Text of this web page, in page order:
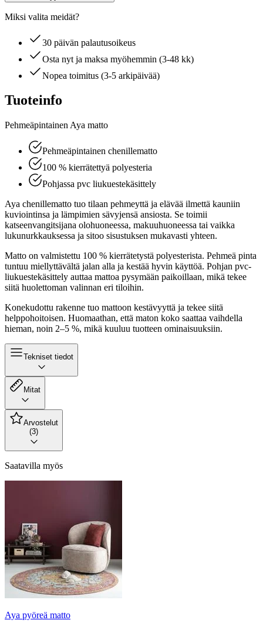
Miksi valita meidät?
30 päivän palautusoikeus
Osta nyt ja maksa myöhemmin (3-48 kk)
Nopea toimitus (3-5 arkipäivää)
Tuoteinfo
Pehmeäpintainen Aya matto
Pehmeäpintainen chenillematto
100 % kierrätettyä polyesteria
Pohjassa pvc liukuestekäsittely
Aya chenillematto tuo tilaan pehmeyttä ja elävää ilmettä kauniin
kuviointinsa ja lämpimien sävyjensä ansiosta. Se toimii
katseenvangitsijana olohuoneessa, makuuhuoneessa tai vaikka
lukunurkkauksessa ja sitoo sisustuksen mukavasti yhteen.
Matto on valmistettu 100 % kierrätetystä polyesterista. Pehmeä pinta
tuntuu miellyttävältä jalan alla ja kestää hyvin käyttöä. Pohjan pvc-
liukuestekäsittely auttaa mattoa pysymään paikoillaan, mikä tekee
siitä huolettoman valinnan eri tiloihin.
Konekudottu rakenne tuo mattoon kestävyyttä ja tekee siitä
helppohoitoisen. Huomaathan, että maton koko saattaa vaihdella
hieman, noin 2–5 %, mikä kuuluu tuotteen ominaisuuksiin.
Tekniset tiedot
Mitat
Arvostelut
(3)
Saatavilla myös
Aya pyöreä matto